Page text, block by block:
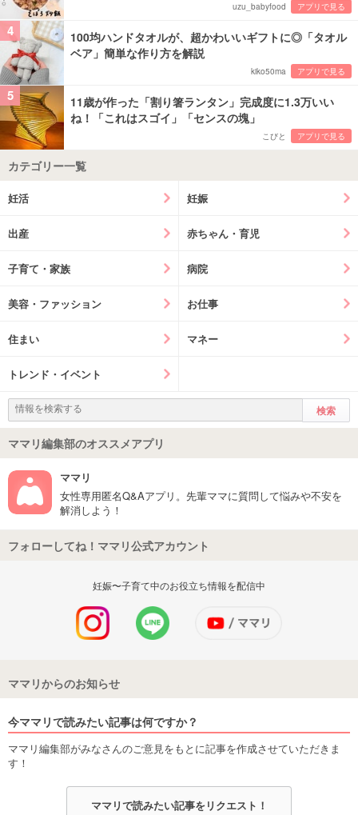
uzu_babyfood アプリで見る
4
100均ハンドタオルが、超かわいいギフトに◎「タオル
ベア」簡単な作り方を解説
kiko50ma アプリで見る
5
11歳が作った「割り箸ランタン」完成度に1.3万いい
ね！「これはスゴイ」「センスの塊」
こびと アプリで見る
カテゴリー一覧
妊活 妊娠
出産 赤ちゃん・育児
子育て・家族 病院
美容・ファッション お仕事
住まい マネー
トレンド・イベント
ママリ編集部のオススメアプリ
ママリ
女性専用匿名Q&Aアプリ。先輩ママに質問して悩みや不安を
解消しよう！
フォローしてね！ママリ公式アカウント
妊娠〜子育て中のお役立ち情報を配信中
ママリからのお知らせ
今ママリで読みたい記事は何ですか？
ママリ編集部がみなさんのご意見をもとに記事を作成させていただきま
す！
ママリで読みたい記事をリクエスト！